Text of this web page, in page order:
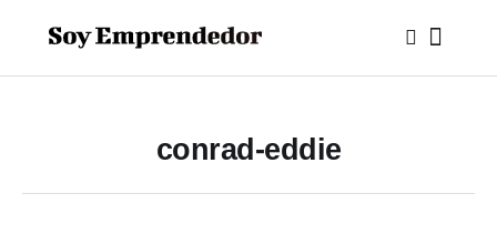
conrad-eddie